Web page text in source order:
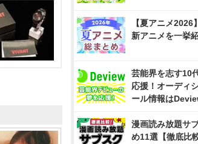
【夏アニメ2026
新アニメを一挙
芸能界を志す10
応援！オーディ
ール情報は
漫画読み放題サ
め11選【徹底比較